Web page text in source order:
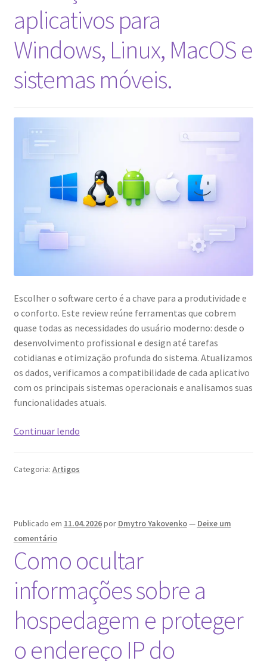
IA:
7
essenciais
a
aplicativos para
Windows, Linux, MacOS e
sistemas móveis.
Escolher o software certo é a chave para a produtividade e
o conforto. Este review reúne ferramentas que cobrem
quase todas as necessidades do usuário moderno: desde o
desenvolvimento profissional e design até tarefas
cotidianas e otimização profunda do sistema. Atualizamos
os dados, verificamos a compatibilidade de cada aplicativo
com os principais sistemas operacionais e analisamos suas
funcionalidades atuais.
Continuar lendoAvaliação
aplicativos
Linux,
sistemas
móveis.
Categoria: Artigos
Publicado em 11.04.2026por Dmytro Yakovenko— Deixe um
comentário
Como ocultar
informações sobre a
hospedagem e proteger
o endereço IP do